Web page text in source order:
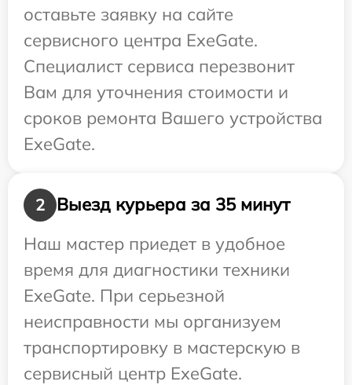
оставьте заявку на сайте
сервисного центра ExeGate.
Специалист сервиса перезвонит
Вам для уточнения стоимости и
сроков ремонта Вашего устройства
ExeGate.
2
Выезд курьера за 35 минут
Наш мастер приедет в удобное
время для диагностики техники
ExeGate. При серьезной
неисправности мы организуем
транспортировку в мастерскую в
сервисный центр ExeGate.